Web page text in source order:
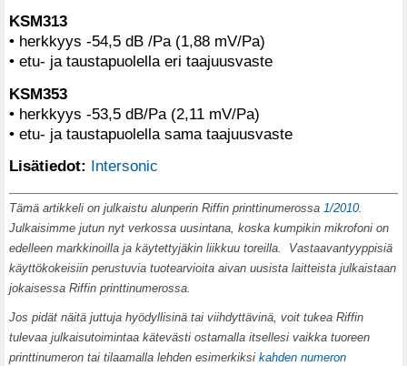
KSM313
• herkkyys -54,5 dB /Pa (1,88 mV/Pa)
• etu- ja taustapuolella eri taajuusvaste
KSM353
• herkkyys -53,5 dB/Pa (2,11 mV/Pa)
• etu- ja taustapuolella sama taajuusvaste
Lisätiedot: Intersonic
Tämä artikkeli on julkaistu alunperin Riffin printtinumerossa 1/2010.
Julkaisimme jutun nyt verkossa uusintana, koska kumpikin mikrofoni on
edelleen markkinoilla ja käytettyjäkin liikkuu toreilla. Vastaavantyyppisiä
käyttökokeisiin perustuvia tuotearvioita aivan uusista laitteista julkaistaan
jokaisessa Riffin printtinumerossa.
Jos pidät näitä juttuja hyödyllisinä tai viihdyttävinä, voit tukea Riffin
tulevaa julkaisutoimintaa kätevästi ostamalla itsellesi vaikka tuoreen
printtinumeron tai tilaamalla lehden esimerkiksi kahden numeron